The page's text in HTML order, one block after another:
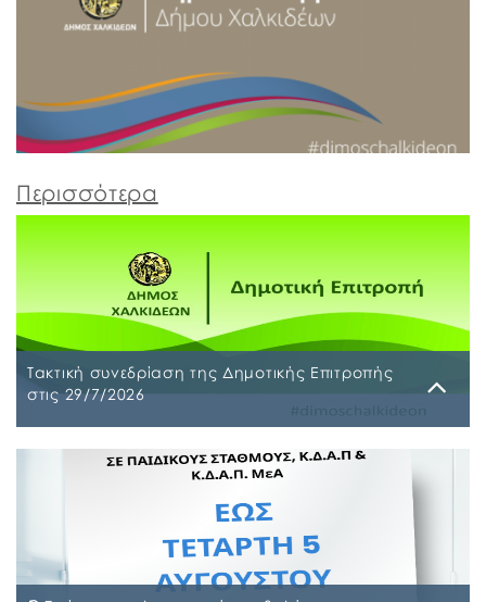
Περισσότερα
Τακτική συνεδρίαση της Δημοτικής Επιτροπής
στις 29/7/2026
Τακτική συνεδρίαση της Δημοτικής Επιτροπής θα
διεξαχθεί στο Δημοτικό Κατάστημα επί των οδών
Ληλαντίων και Μεγασθένους 34, την Τετάρτη 29
Ιουλίου 2026 και ώρα 10:00 π.μ., για συζήτηση και
λήψη απόφασης στα παρακάτω θέματα της
ημερήσιας διάταξης, σύμφωνα με: α) το άρθρο 77